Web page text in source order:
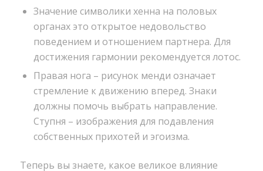
Значение символики хенна на половых
органах это открытое недовольство
поведением и отношением партнера. Для
достижения гармонии рекомендуется лотос.
Правая нога – рисунок менди означает
стремление к движению вперед. Знаки
должны помочь выбрать направление.
Ступня – изображения для подавления
собственных прихотей и эгоизма.
Теперь вы знаете, какое великое влияние